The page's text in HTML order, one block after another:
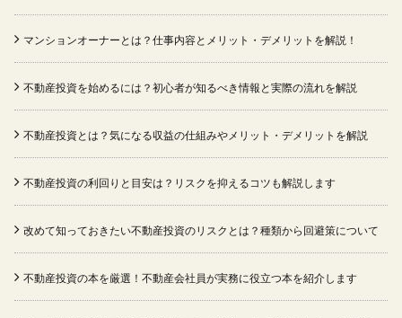
マンションオーナーとは？仕事内容とメリット・デメリットを解説！
不動産投資を始めるには？初心者が知るべき情報と実際の流れを解説
不動産投資とは？気になる収益の仕組みやメリット・デメリットを解説
不動産投資の利回りと目安は？リスクを抑えるコツも解説します
改めて知っておきたい不動産投資のリスクとは？種類から回避策について
不動産投資の本を厳選！不動産会社員が実務に役立つ本を紹介します